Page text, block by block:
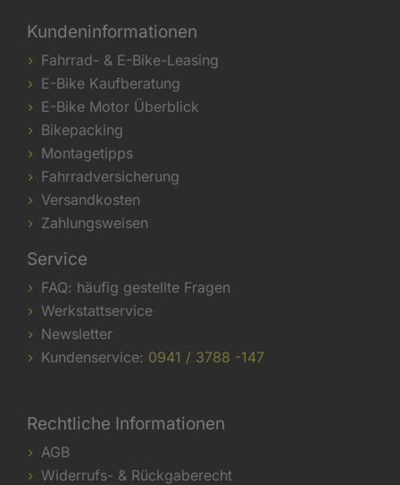
Kundeninformationen
Fahrrad- & E-Bike-Leasing
E-Bike Kaufberatung
E-Bike Motor Überblick
Bikepacking
Montagetipps
Fahrradversicherung
Versandkosten
Zahlungsweisen
Service
FAQ: häufig gestellte Fragen
Werkstattservice
Newsletter
Kundenservice: 0941 / 3788 -147
Rechtliche Informationen
AGB
Widerrufs- & Rückgaberecht